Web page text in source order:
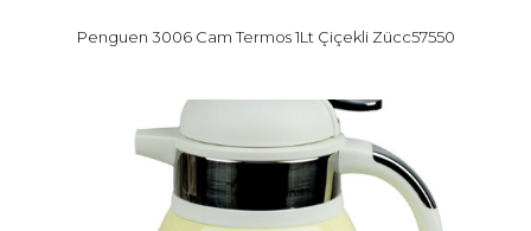
Penguen 3006 Cam Termos 1Lt Çiçekli Zücc57550